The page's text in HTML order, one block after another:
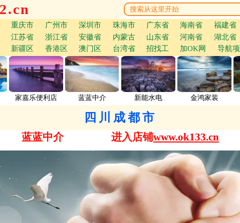
重庆市 广州市 深圳市 珠海市 广东省 海南省 福建省
江苏省 浙江省 安徽省 内蒙古 山东省 河南省 湖北省
新疆区 香港区 澳门区 台湾省 招找工 加OK网 导航项
家嘉乐便利店 蓝蓝中介 新能水电 金鸿家装
四川成都市
蓝蓝中介 进入店铺www.ok133.cn